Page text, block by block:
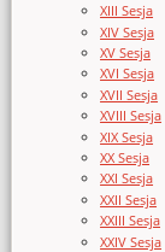
XIII Sesja
XIV Sesja
XV Sesja
XVI Sesja
XVII Sesja
XVIII Sesja
XIX Sesja
XX Sesja
XXI Sesja
XXII Sesja
XXIII Sesja
XXIV Sesja